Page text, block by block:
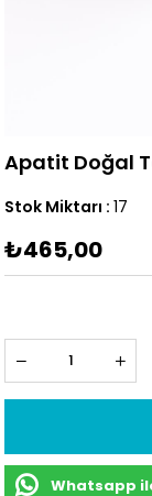
Apatit Doğal
Stok Miktarı : 17
₺465,00
Whatsapp